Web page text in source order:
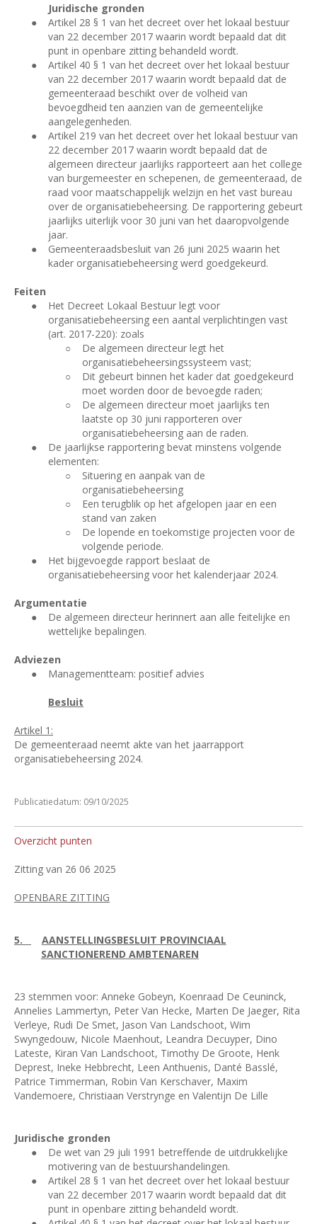
Juridische gronden
●
Artikel 28 § 1 van het decreet over het lokaal bestuur
van 22 december 2017 waarin wordt bepaald dat dit
punt in openbare zitting behandeld wordt.
●
Artikel 40 § 1 van het decreet over het lokaal bestuur
van 22 december 2017 waarin wordt bepaald dat de
gemeenteraad beschikt over de volheid van
bevoegdheid ten aanzien van de gemeentelijke
aangelegenheden.
●
Artikel 219 van het decreet over het lokaal bestuur van
22 december 2017 waarin wordt bepaald dat de
algemeen directeur jaarlijks rapporteert aan het college
van burgemeester en schepenen, de gemeenteraad, de
raad voor maatschappelijk welzijn en het vast bureau
over de organisatiebeheersing. De rapportering gebeurt
jaarlijks uiterlijk voor 30 juni van het daaropvolgende
jaar.
●
Gemeenteraadsbesluit van 26 juni 2025 waarin het
kader organisatiebeheersing werd goedgekeurd.
Feiten
●
Het Decreet Lokaal Bestuur legt voor
organisatiebeheersing een aantal verplichtingen vast
(art. 2017-220): zoals
○
De algemeen directeur legt het
organisatiebeheersingssysteem vast;
○
Dit gebeurt binnen het kader dat goedgekeurd
moet worden door de bevoegde raden;
○
De algemeen directeur moet jaarlijks ten
laatste op 30 juni rapporteren over
organisatiebeheersing aan de raden.
●
De jaarlijkse rapportering bevat minstens volgende
elementen:
○
Situering en aanpak van de
organisatiebeheersing
○
Een terugblik op het afgelopen jaar en een
stand van zaken
○
De lopende en toekomstige projecten voor de
volgende periode.
●
Het bijgevoegde rapport beslaat de
organisatiebeheersing voor het kalenderjaar 2024.
Argumentatie
●
De algemeen directeur herinnert aan alle feitelijke en
wettelijke bepalingen.
Adviezen
●
Managementteam: positief advies
Besluit
Artikel 1:
De gemeenteraad neemt akte van het jaarrapport
organisatiebeheersing 2024.
Publicatiedatum: 09/10/2025
Overzicht punten
Zitting van 26 06 2025
OPENBARE ZITTING
5.
AANSTELLINGSBESLUIT PROVINCIAAL
SANCTIONEREND AMBTENAREN
23 stemmen voor: Anneke Gobeyn, Koenraad De Ceuninck,
Annelies Lammertyn, Peter Van Hecke, Marten De Jaeger, Rita
Verleye, Rudi De Smet, Jason Van Landschoot, Wim
Swyngedouw, Nicole Maenhout, Leandra Decuyper, Dino
Lateste, Kiran Van Landschoot, Timothy De Groote, Henk
Deprest, Ineke Hebbrecht, Leen Anthuenis, Danté Basslé,
Patrice Timmerman, Robin Van Kerschaver, Maxim
Vandemoere, Christiaan Verstrynge en Valentijn De Lille
Juridische gronden
●
De wet van 29 juli 1991 betreffende de uitdrukkelijke
motivering van de bestuurshandelingen.
●
Artikel 28 § 1 van het decreet over het lokaal bestuur
van 22 december 2017 waarin wordt bepaald dat dit
punt in openbare zitting behandeld wordt.